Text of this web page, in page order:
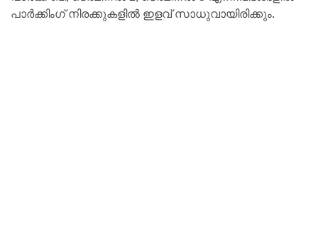
പാർക്കിംഗ് നിരക്കുകളിൽ ഇളവ് സാധുവായിരിക്കും.